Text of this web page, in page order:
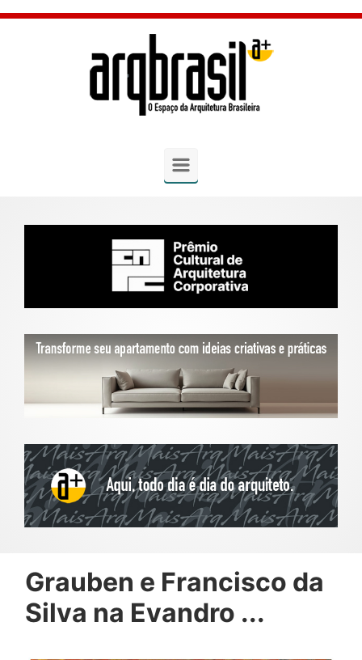
Skip to main content
Grauben e Francisco da
Silva na Evandro ...